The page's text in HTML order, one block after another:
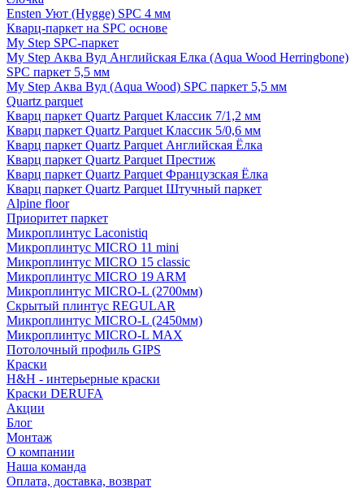
Ensten Уют (Hygge) SPC 4 мм
Кварц-паркет на SPC основе
My Step SPC-паркет
My Step Аква Вуд Английская Елка (Aqua Wood Herringbone)
SPC паркет 5,5 мм
My Step Аква Вуд (Aqua Wood) SPC паркет 5,5 мм
Quartz parquet
Кварц паркет Quartz Parquet Классик 7/1,2 мм
Кварц паркет Quartz Parquet Классик 5/0,6 мм
Кварц паркет Quartz Parquet Английская Ёлка
Кварц паркет Quartz Parquet Престиж
Кварц паркет Quartz Parquet Французская Ёлка
Кварц паркет Quartz Parquet Штучный паркет
Alpine floor
Приоритет паркет
Микроплинтус Laconistiq
Микроплинтус MICRO 11 mini
Микроплинтус MICRO 15 classic
Микроплинтус MICRO 19 ARM
Микроплинтус MICRO-L (2700мм)
Скрытый плинтус REGULAR
Микроплинтус MICRO-L (2450мм)
Микроплинтус MICRO-L MAX
Потолочный профиль GIPS
Краски
H&H - интерьерные краски
Краски DERUFA
Акции
Блог
Монтаж
О компании
Наша команда
Оплата, доставка, возврат